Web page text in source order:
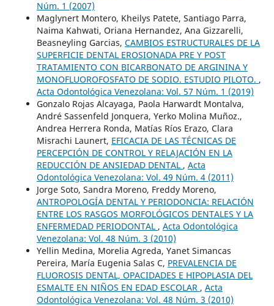
Núm. 1 (2007)
Maglynert Montero, Kheilys Patete, Santiago Parra,
Naima Kahwati, Oriana Hernandez, Ana Gizzarelli,
Beasneyling Garcias, CAMBIOS ESTRUCTURALES DE LA
SUPERFICIE DENTAL EROSIONADA PRE Y POST
TRATAMIENTO CON BICARBONATO DE ARGININA Y
MONOFLUOROFOSFATO DE SODIO. ESTUDIO PILOTO. ,
Acta Odontológica Venezolana: Vol. 57 Núm. 1 (2019)
Gonzalo Rojas Alcayaga, Paola Harwardt Montalva,
André Sassenfeld Jonquera, Yerko Molina Muñoz.,
Andrea Herrera Ronda, Matías Ríos Erazo, Clara
Misrachi Launert, EFICACIA DE LAS TÉCNICAS DE
PERCEPCIÓN DE CONTROL Y RELAJACIÓN EN LA
REDUCCIÓN DE ANSIEDAD DENTAL , Acta
Odontológica Venezolana: Vol. 49 Núm. 4 (2011)
Jorge Soto, Sandra Moreno, Freddy Moreno,
ANTROPOLOGÍA DENTAL Y PERIODONCIA: RELACIÓN
ENTRE LOS RASGOS MORFOLÓGICOS DENTALES Y LA
ENFERMEDAD PERIODONTAL , Acta Odontológica
Venezolana: Vol. 48 Núm. 3 (2010)
Yellin Medina, Morelia Agreda, Yanet Simancas
Pereira, María Eugenia Salas C, PREVALENCIA DE
FLUOROSIS DENTAL, OPACIDADES E HIPOPLASIA DEL
ESMALTE EN NIÑOS EN EDAD ESCOLAR , Acta
Odontológica Venezolana: Vol. 48 Núm. 3 (2010)